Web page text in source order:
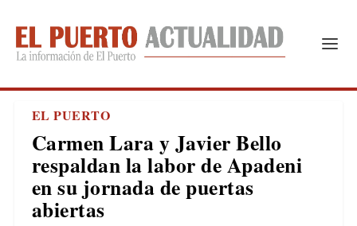
EL PUERTO
Carmen Lara y Javier Bello
respaldan la labor de Apadeni
en su jornada de puertas
abiertas